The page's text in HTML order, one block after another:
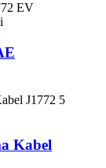
Kabel